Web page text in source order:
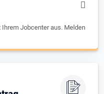
Jobcenter aus. Melden